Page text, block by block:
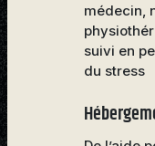
médecin,
suivi en
du stress